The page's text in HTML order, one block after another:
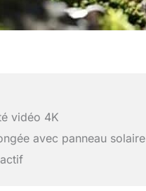
vidéo 4K
avec panneau solaire